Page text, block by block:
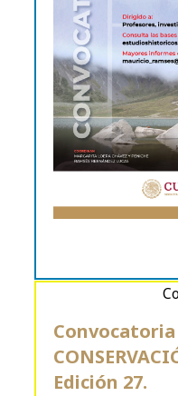
Convocatoria
Edición 27.